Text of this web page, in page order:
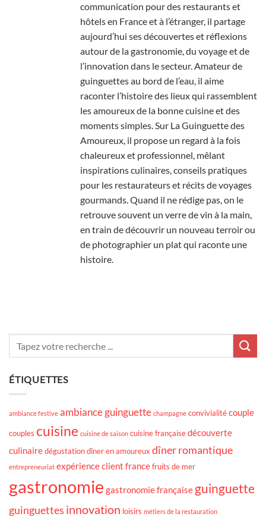
communication pour des restaurants et
hôtels en France et à l’étranger, il partage
aujourd’hui ses découvertes et réflexions
autour de la gastronomie, du voyage et de
l’innovation dans le secteur. Amateur de
guinguettes au bord de l’eau, il aime
raconter l’histoire des lieux qui rassemblent
les amoureux de la bonne cuisine et des
moments simples. Sur La Guinguette des
Amoureux, il propose un regard à la fois
chaleureux et professionnel, mêlant
inspirations culinaires, conseils pratiques
pour les restaurateurs et récits de voyages
gourmands. Quand il ne rédige pas, on le
retrouve souvent un verre de vin à la main,
en train de découvrir un nouveau terroir ou
de photographier un plat qui raconte une
histoire.
ÉTIQUETTES
ambiance festive ambiance guinguette champagne convivialitécouple
couples cuisine cuisine de saison cuisine françaisedécouverte
culinairedégustationdîner en amoureux dîner romantique
entrepreneuriat expérience client francefruits de mer
gastronomie gastronomie française guinguette
guinguettes innovation loisirs métiers de la restauration